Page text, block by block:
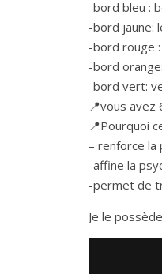
-bord bleu :
-bord jaune:
-bord rouge
-bord
-bord vert:
📍vous avez
📍Pourquoi
– renforce
-affine la
-permet de
Je le